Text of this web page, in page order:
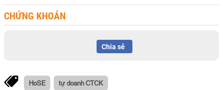
CHỨNG KHOÁN
Chia sẻ
HoSE tự doanh CTCK